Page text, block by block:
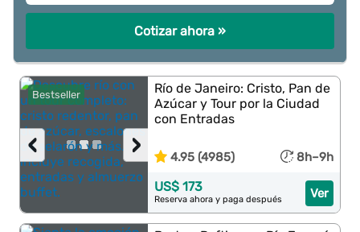
Cotizar ahora »
Bestseller
›
‹
Río de Janeiro: Cristo, Pan de
Azúcar y Tour por la Ciudad
con Entradas
4.95 (4985) 8h–9h
Ver
US$ 173
Reserva ahora y paga después